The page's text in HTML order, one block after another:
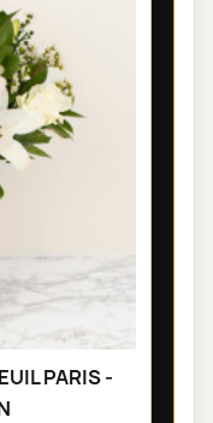
PARIS -